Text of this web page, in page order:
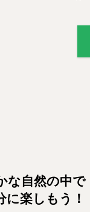
な自然の中で
に楽しもう！